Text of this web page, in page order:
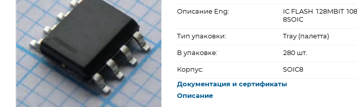
Описание Eng:
IC FLASH 128MBIT
8SOIC
Тип упаковки: Tray (палетта)
В упаковке: 280 шт.
Корпус: SOIC8
Документация и сертификаты
Описание